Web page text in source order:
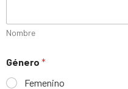
Nombre
Género *
Femenino